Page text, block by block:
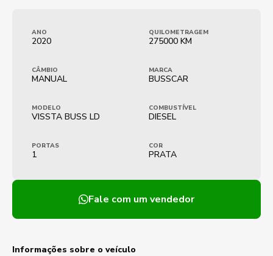
ANO
2020
QUILOMETRAGEM
275000 KM
CÂMBIO
MANUAL
MARCA
BUSSCAR
MODELO
VISSTA BUSS LD
COMBUSTÍVEL
DIESEL
PORTAS
1
COR
PRATA
Fale com um vendedor
Informações sobre o veículo